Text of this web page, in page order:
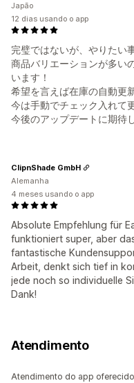
完璧ではないが、やりたい
商品バリエーションが多い
います！
希望を言えば在庫の自動更
今は手動でチェック入れて
今後のアップデートに期待
Japão
12 dias usando o app
Absolute Empfehlung für
funktioniert super, aber
fantastische
Arbeit, denkt sich tief in
jede noch so individuelle
Dank!
ClipnShade GmbH
Alemanha
4 meses usando o app
Atendimento
Atendimento do app